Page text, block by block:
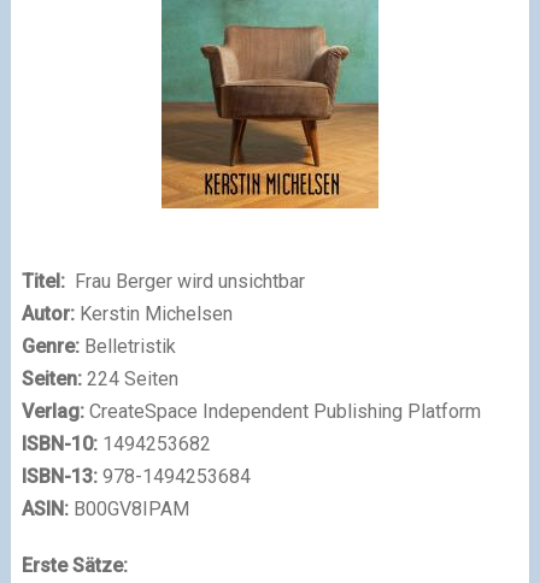
Titel: Frau Berger wird unsichtbar
Autor:Kerstin Michelsen
Genre:Belletristik
Seiten:224 Seiten
Verlag:CreateSpace Independent Publishing Platform
ISBN-10:1494253682
ISBN-13:978-1494253684
ASIN:B00GV8IPAM
Erste Sätze: